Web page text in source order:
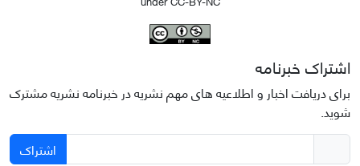
اشتراک خبرنامه
برای دریافت اخبار و اطلاعیه های مهم نشریه در خبرنامه نشریه مشترک
شوید.
اشتراک